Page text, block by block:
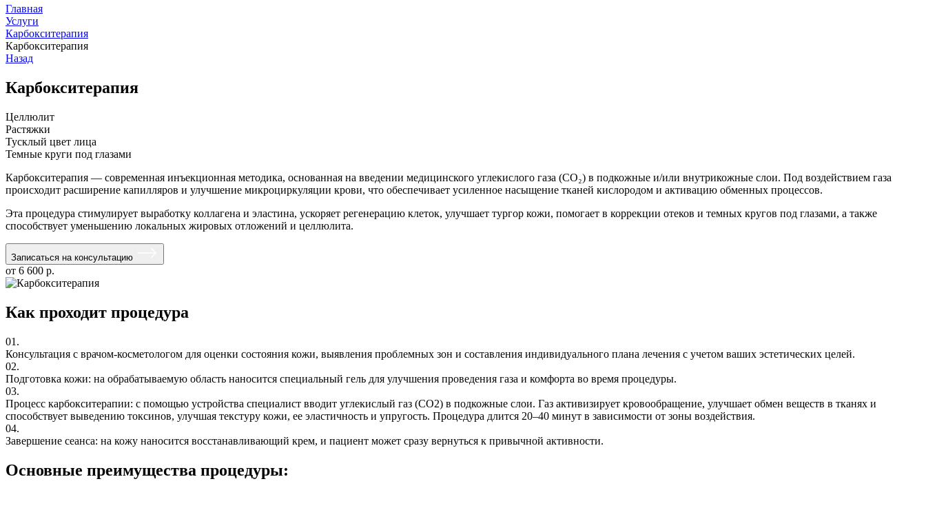
Главная
Услуги
Карбокситерапия
Карбокситерапия
Назад
Карбокситерапия
Целлюлит
Растяжки
Тусклый цвет лица
Темные круги под глазами
Карбокситерапия — современная инъекционная методика, основанная на введении медицинского углекислого газа (CO₂) в подкожные и/или внутрикожные слои. Под воздействием газа
происходит расширение капилляров и улучшение микроциркуляции крови, что обеспечивает усиленное насыщение тканей кислородом и активацию обменных процессов.
Эта процедура стимулирует выработку коллагена и эластина, ускоряет регенерацию клеток, улучшает тургор кожи, помогает в коррекции отеков и темных кругов под глазами, а также
способствует уменьшению локальных жировых отложений и целлюлита.
Записаться на консультацию
от 6 600 р.
Как проходит процедура
01.
Консультация с врачом-косметологом для оценки состояния кожи, выявления проблемных зон и составления индивидуального плана лечения с учетом ваших эстетических целей.
02.
Подготовка кожи: на обрабатываемую область наносится специальный гель для улучшения проведения газа и комфорта во время процедуры.
03.
Процесс карбокситерапии: с помощью устройства специалист вводит углекислый газ (CO2) в подкожные слои. Газ активизирует кровообращение, улучшает обмен веществ в тканях и
способствует выведению токсинов, улучшая текстуру кожи, ее эластичность и упругость. Процедура длится 20–40 минут в зависимости от зоны воздействия.
04.
Завершение сеанса: на кожу наносится восстанавливающий крем, и пациент может сразу вернуться к привычной активности.
Основные преимущества процедуры: